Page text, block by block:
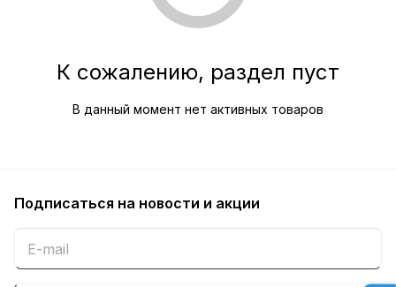
К сожалению, раздел пуст
В данный момент нет активных товаров
Подписаться на новости и акции